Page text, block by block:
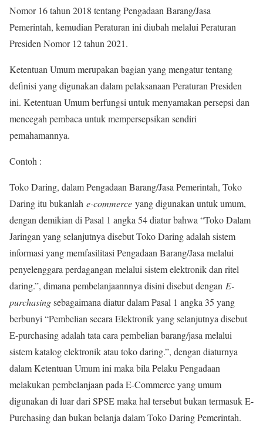
Nomor 16 tahun 2018 tentang Pengadaan Barang/Jasa
Pemerintah, kemudian Peraturan ini diubah melalui Peraturan
Presiden Nomor 12 tahun 2021.
Ketentuan Umum merupakan bagian yang mengatur tentang
definisi yang digunakan dalam pelaksanaan Peraturan Presiden
ini. Ketentuan Umum berfungsi untuk menyamakan persepsi dan
mencegah pembaca untuk mempersepsikan sendiri
pemahamannya.
Contoh :
Toko Daring, dalam Pengadaan Barang/Jasa Pemerintah, Toko
Daring itu bukanlah e-commerce yang digunakan untuk umum,
dengan demikian di Pasal 1 angka 54 diatur bahwa “Toko Dalam
Jaringan yang selanjutnya disebut Toko Daring adalah sistem
informasi yang memfasilitasi Pengadaan Barang/Jasa melalui
penyelenggara perdagangan melalui sistem elektronik dan ritel
daring.”, dimana pembelanjaannnya disini disebut dengan E-
purchasingsebagaimana diatur dalam Pasal 1 angka 35 yang
berbunyi “Pembelian secara Elektronik yang selanjutnya disebut
E-purchasing adalah tata cara pembelian barang/jasa melalui
sistem katalog elektronik atau toko daring.”, dengan diaturnya
dalam Ketentuan Umum ini maka bila Pelaku Pengadaan
melakukan pembelanjaan pada E-Commerce yang umum
digunakan di luar dari SPSE maka hal tersebut bukan termasuk E-
Purchasing dan bukan belanja dalam Toko Daring Pemerintah.